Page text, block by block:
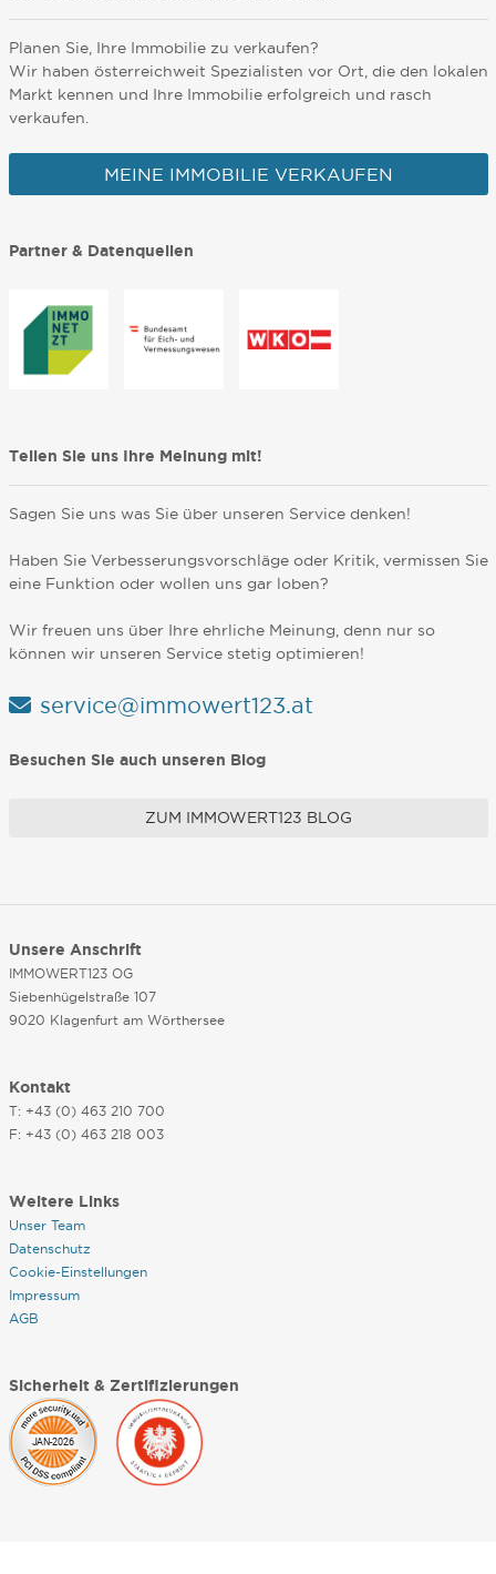
Planen Sie, Ihre Immobilie zu verkaufen?
Wir haben österreichweit Spezialisten vor Ort, die den lokalen
Markt kennen und Ihre Immobilie erfolgreich und rasch
verkaufen.
MEINE IMMOBILIE VERKAUFEN
Partner & Datenquellen
Teilen Sie uns Ihre Meinung mit!
Sagen Sie uns was Sie über unseren Service denken!
Haben Sie Verbesserungsvorschläge oder Kritik, vermissen Sie
eine Funktion oder wollen uns gar loben?
Wir freuen uns über Ihre ehrliche Meinung, denn nur so
können wir unseren Service stetig optimieren!
service@immowert123.at
Besuchen Sie auch unseren Blog
ZUM IMMOWERT123 BLOG
Unsere Anschrift
IMMOWERT123 OG
Siebenhügelstraße 107
9020 Klagenfurt am Wörthersee
Kontakt
T: +43 (0) 463 210 700
F: +43 (0) 463 218 003
Weitere Links
Unser Team
Datenschutz
Cookie-Einstellungen
Impressum
AGB
Sicherheit & Zertifizierungen